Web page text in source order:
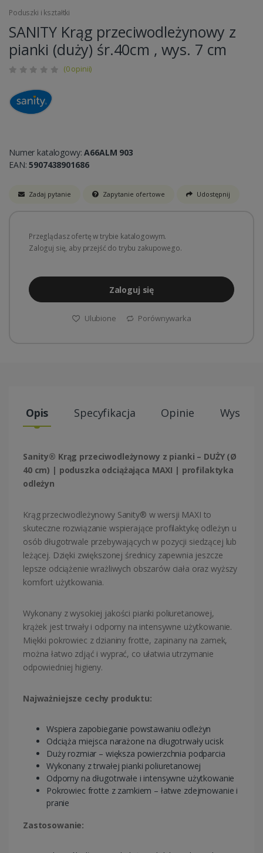
Poduszki i kształtki
SANITY Krąg przeciwodleżynowy z
pianki (duży) śr.40cm , wys. 7 cm
(0 opinii)
Numer katalogowy:A66ALM 903
EAN:5907438901686
Zadaj pytanie Zapytanie ofertowe Udostępnij
Przeglądasz ofertę w trybie katalogowym.
Zaloguj się, aby przejść do trybu zakupowego.
Zaloguj się
Ulubione Porównywarka
Opis Specyfikacja Opinie Wysyłki
Sanity® Krąg przeciwodleżynowy z pianki – DUŻY (Ø
40 cm) | poduszka odciążająca MAXI | profilaktyka
odleżyn
Krąg przeciwodleżynowy Sanity® w wersji MAXI to
skuteczne rozwiązanie wspierające profilaktykę odleżyn u
osób długotrwale przebywających w pozycji siedzącej lub
leżącej. Dzięki zwiększonej średnicy zapewnia jeszcze
lepsze odciążenie wrażliwych obszarów ciała oraz wyższy
komfort użytkowania.
Wykonany z wysokiej jakości pianki poliuretanowej,
krążek jest trwały i odporny na intensywne użytkowanie.
Miękki pokrowiec z dzianiny frotte, zapinany na zamek,
można łatwo zdjąć i wyprać, co ułatwia utrzymanie
odpowiedniej higieny.
Najważniejsze cechy produktu:
Wspiera zapobieganie powstawaniu odleżyn
Odciąża miejsca narażone na długotrwały ucisk
Duży rozmiar – większa powierzchnia podparcia
Wykonany z trwałej pianki poliuretanowej
Odporny na długotrwałe i intensywne użytkowanie
Pokrowiec frotte z zamkiem – łatwe zdejmowanie i
pranie
Zastosowanie: